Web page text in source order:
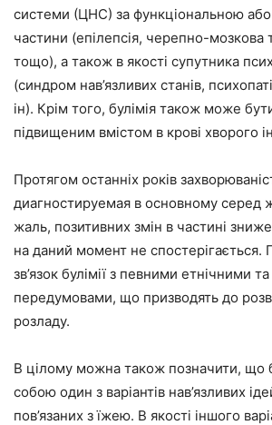
системи (ЦНС) за функціональною або
частини (епілепсія, черепно-мозкова
тощо), а також в якості супутника
(синдром нав’язливих станів,
ін). Крім того, булімія також може
підвищеним вмістом в крові хворого
Протягом останніх років
диагностируемая в основному серед
жаль, позитивних змін в частині
на даний момент не спостерігається.
зв’язок булімії з певними етнічними
передумовами, що призводять до
розладу.
В цілому можна також позначити, що
собою один з варіантів нав’язливих
пов’язаних з їжею. В якості іншого